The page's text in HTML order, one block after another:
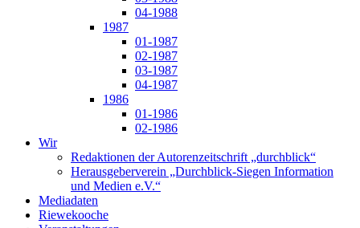
04-1988
1987
01-1987
02-1987
03-1987
04-1987
1986
01-1986
02-1986
Wir
Redaktionen der Autorenzeitschrift „durchblick“
Herausgeberverein „Durchblick-Siegen Information
und Medien e.V.“
Mediadaten
Riewekooche